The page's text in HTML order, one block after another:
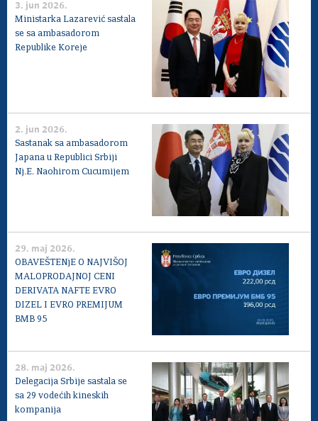
3. jun 2026.
Ministarka Lazarević sastala
se sa ambasadorom
Republike Koreje
2. jun 2026.
Sastanak sa ambasadorom
Japana u Republici Srbiji
Nj.E. Naohirom Cucumijem
29. maj 2026.
OBAVEŠTENjE O NAJVIŠOJ
MALOPRODAJNOJ CENI
DERIVATA NAFTE EVRO
DIZEL I EVRO PREMIJUM
BMB 95
28. maj 2026.
Delegacija Srbije sastala se
sa 29 vodećih kineskih
kompanija